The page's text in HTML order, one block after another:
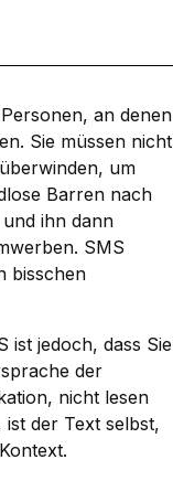
an denen
Sie müssen nicht
um
Barren nach
ihn dann
SMS
bisschen
ist jedoch, dass Sie
der
nicht lesen
der Text selbst,